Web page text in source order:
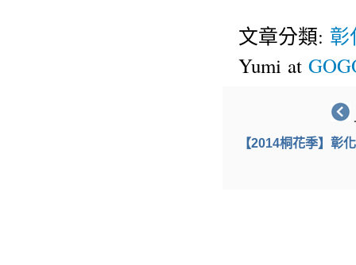
文章分類: 彰
Yumi at
【2014桐花季】彰